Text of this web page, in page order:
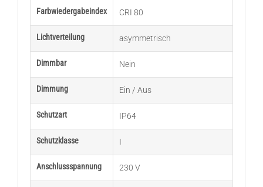
Farbwiedergabeindex CRI 80
Lichtverteilung asymmetrisch
Dimmbar Nein
Dimmung Ein / Aus
Schutzart IP64
Schutzklasse I
Anschlussspannung 230 V